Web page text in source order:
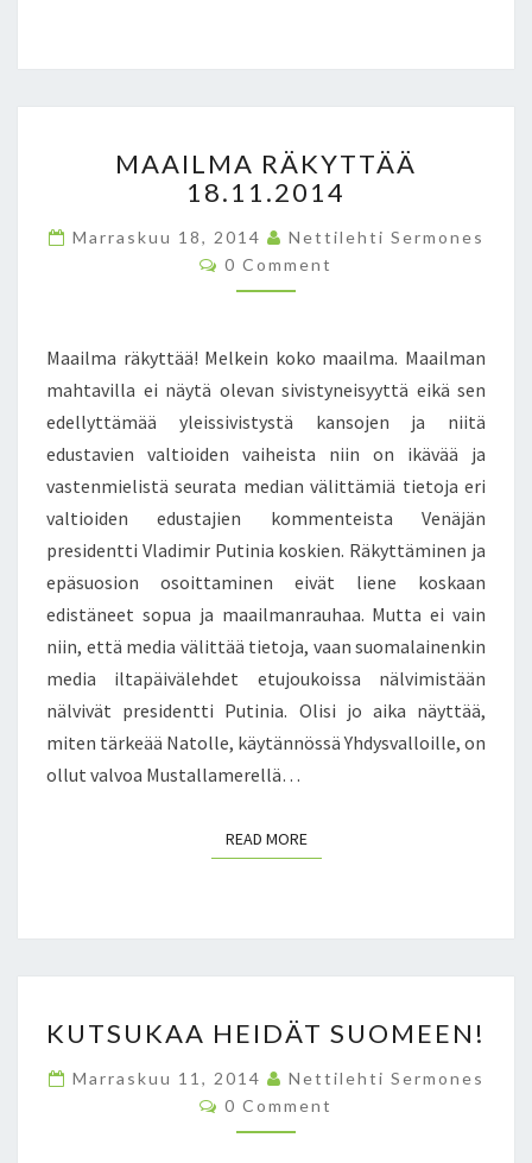
7
V
U
T
T
A
T
T
E
N
A
A
L
M
A
Ä
Y
T
T
Ä
1
8
.
1
1
2
0
1
4
MAAILMA RÄKYTTÄÄ
18.11.2014
Marraskuu 18, 2014
Nettilehti Sermones
C
O
N
T
S
0 Comment
Maailma räkyttää! Melkein koko maailma. Maailman
mahtavilla ei näytä olevan sivistyneisyyttä eikä sen
edellyttämää yleissivistystä kansojen ja niitä
edustavien valtioiden vaiheista niin on ikävää ja
vastenmielistä seurata median välittämiä tietoja eri
valtioiden edustajien kommenteista Venäjän
presidentti Vladimir Putinia koskien. Räkyttäminen ja
epäsuosion osoittaminen eivät liene koskaan
edistäneet sopua ja maailmanrauhaa. Mutta ei vain
niin, että media välittää tietoja, vaan suomalainenkin
media iltapäivälehdet etujoukoissa nälvimistään
nälvivät presidentti Putinia. Olisi jo aika näyttää,
miten tärkeää Natolle, käytännössä Yhdysvalloille, on
ollut valvoa Mustallamerellä…
READ MOREREAD MORE
U
S
U
K
KUTSUKAA HEIDÄT SUOMEEN!
Marraskuu 11, 2014
Nettilehti Sermones
C
O
0 Comment